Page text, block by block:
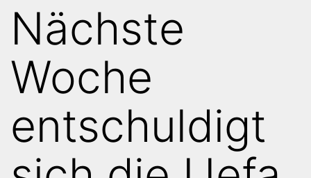
Nächste
Woche
entschuldigt